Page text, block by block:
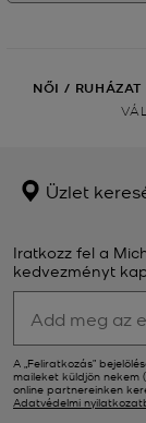
NŐI / RUHÁZAT
Üzlet
Iratkozz fel a
kedvezményt
A „Feliratkozás”
maileket küldjön nekem
online partnereinken
Adatvédelmi